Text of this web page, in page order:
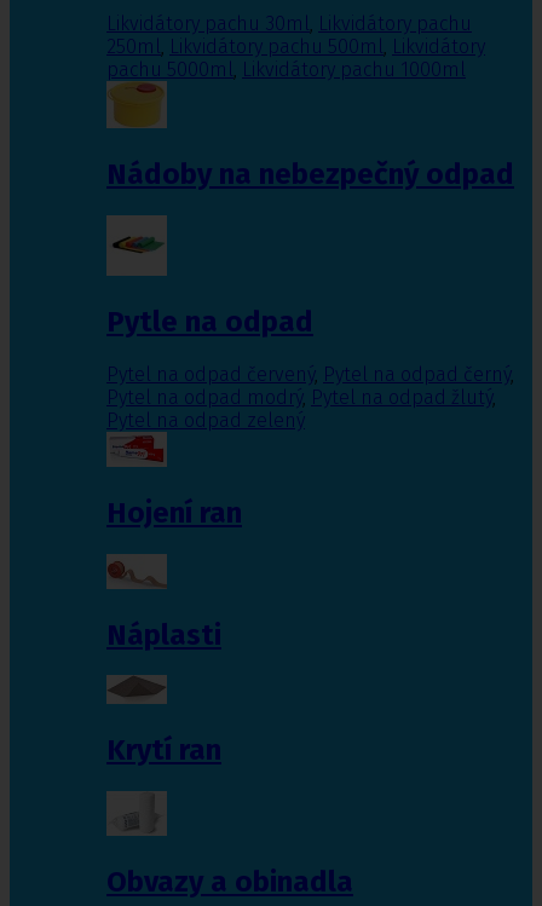
Likvidátory pachu 30ml, Likvidátory pachu
250ml, Likvidátory pachu 500ml, Likvidátory
pachu 5000ml, Likvidátory pachu 1000ml
Nádoby na nebezpečný odpad
Pytle na odpad
Pytel na odpad červený, Pytel na odpad černý,
Pytel na odpad modrý, Pytel na odpad žlutý,
Pytel na odpad zelený
Hojení ran
Náplasti
Krytí ran
Obvazy a obinadla